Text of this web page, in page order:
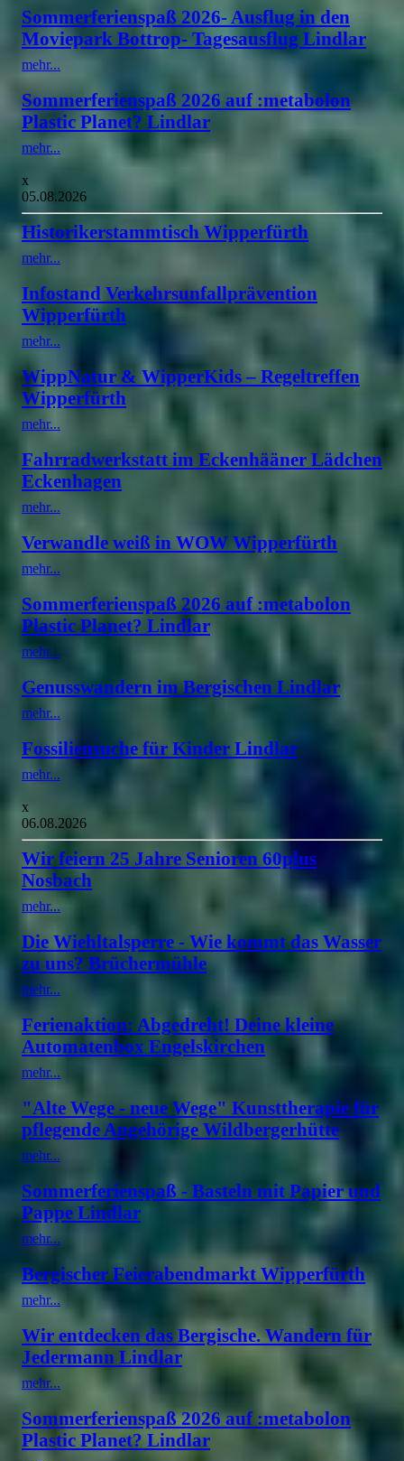
Sommerferienspaß 2026- Ausflug in den
Moviepark Bottrop- Tagesausflug Lindlar
mehr...
Sommerferienspaß 2026 auf :metabolon
Plastic Planet? Lindlar
mehr...
x
05.08.2026
Historikerstammtisch Wipperfürth
mehr...
Infostand Verkehrsunfallprävention
Wipperfürth
mehr...
WippNatur & WipperKids – Regeltreffen
Wipperfürth
mehr...
Fahrradwerkstatt im Eckenhääner Lädchen
Eckenhagen
mehr...
Verwandle weiß in WOW Wipperfürth
mehr...
Sommerferienspaß 2026 auf :metabolon
Plastic Planet? Lindlar
mehr...
Genusswandern im Bergischen Lindlar
mehr...
Fossiliensuche für Kinder Lindlar
mehr...
x
06.08.2026
Wir feiern 25 Jahre Senioren 60plus
Nosbach
mehr...
Die Wiehltalsperre - Wie kommt das Wasser
zu uns? Brüchermühle
mehr...
Ferienaktion: Abgedreht! Deine kleine
Automatenbox Engelskirchen
mehr...
"Alte Wege - neue Wege" Kunsttherapie für
pflegende Angehörige Wildbergerhütte
mehr...
Sommerferienspaß - Basteln mit Papier und
Pappe Lindlar
mehr...
Bergischer Feierabendmarkt Wipperfürth
mehr...
Wir entdecken das Bergische. Wandern für
Jedermann Lindlar
mehr...
Sommerferienspaß 2026 auf :metabolon
Plastic Planet? Lindlar